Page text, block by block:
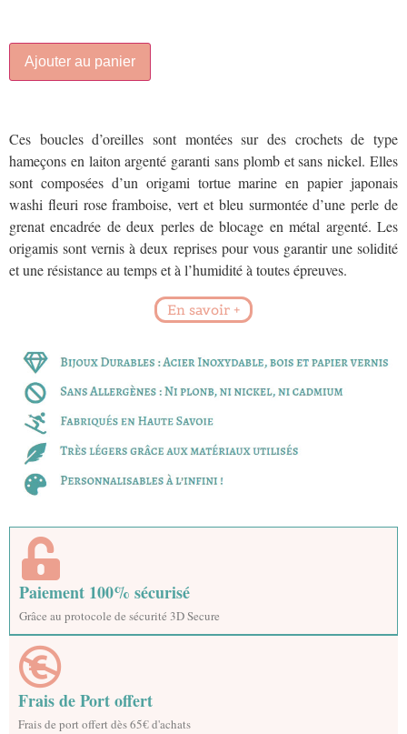
Ajouter au panier
Ces boucles d’oreilles sont montées sur des crochets de type
hameçons en laiton argenté garanti sans plomb et sans nickel. Elles
sont composées d’un origami tortue marine en papier japonais
washi fleuri rose framboise, vert et bleu surmontée d’une perle de
grenat encadrée de deux perles de blocage en métal argenté. Les
origamis sont vernis à deux reprises pour vous garantir une solidité
et une résistance au temps et à l’humidité à toutes épreuves.
En savoir +
Paiement 100% sécurisé
Grâce au protocole de sécurité 3D Secure
Frais de Port offert
Frais de port offert dès 65€ d'achats